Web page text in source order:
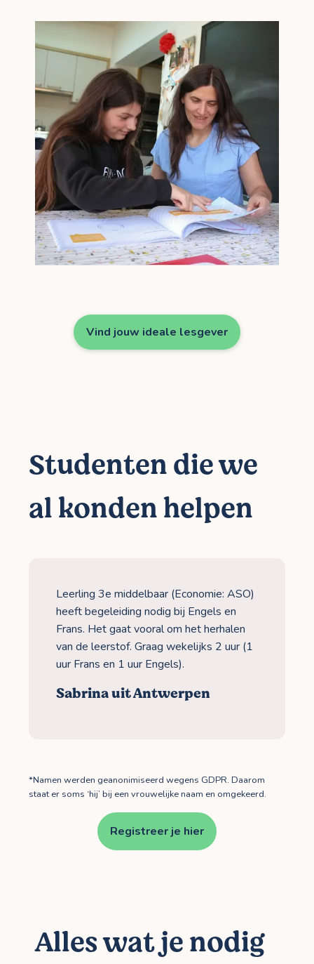
Vind jouw ideale lesgever
Studenten die we
al konden helpen
Leerling 3e middelbaar (Economie: ASO)
heeft begeleiding nodig bij Engels en
Frans. Het gaat vooral om het herhalen
van de leerstof. Graag wekelijks 2 uur (1
uur Frans en 1 uur Engels).
Sabrina uit Antwerpen
*Namen werden geanonimiseerd wegens GDPR. Daarom
staat er soms ‘hij’ bij een vrouwelijke naam en omgekeerd.
Registreer je hier
Alles wat je nodig